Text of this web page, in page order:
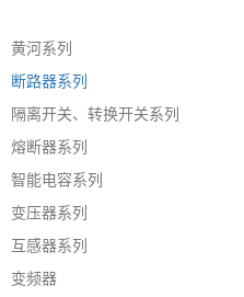
黄河系列
断路器系列
隔离开关、转换开关系列
熔断器系列
智能电容系列
变压器系列
互感器系列
变频器